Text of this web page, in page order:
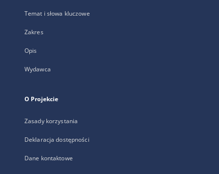
Temat i słowa kluczowe
Zakres
Opis
Wydawca
O Projekcie
Zasady korzystania
Deklaracja dostępności
Dane kontaktowe